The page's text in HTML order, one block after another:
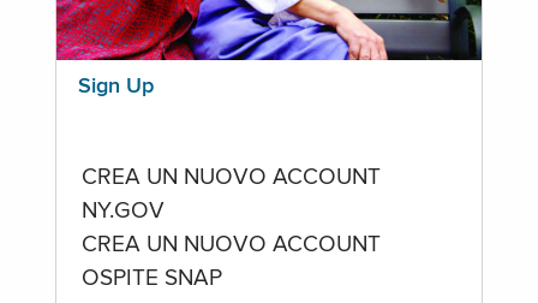
Sign Up
CREA UN NUOVO ACCOUNT
NY.GOV
CREA UN NUOVO ACCOUNT
OSPITE SNAP